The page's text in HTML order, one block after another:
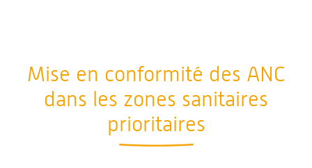
Mise en conformité des ANC
dans les zones sanitaires
prioritaires